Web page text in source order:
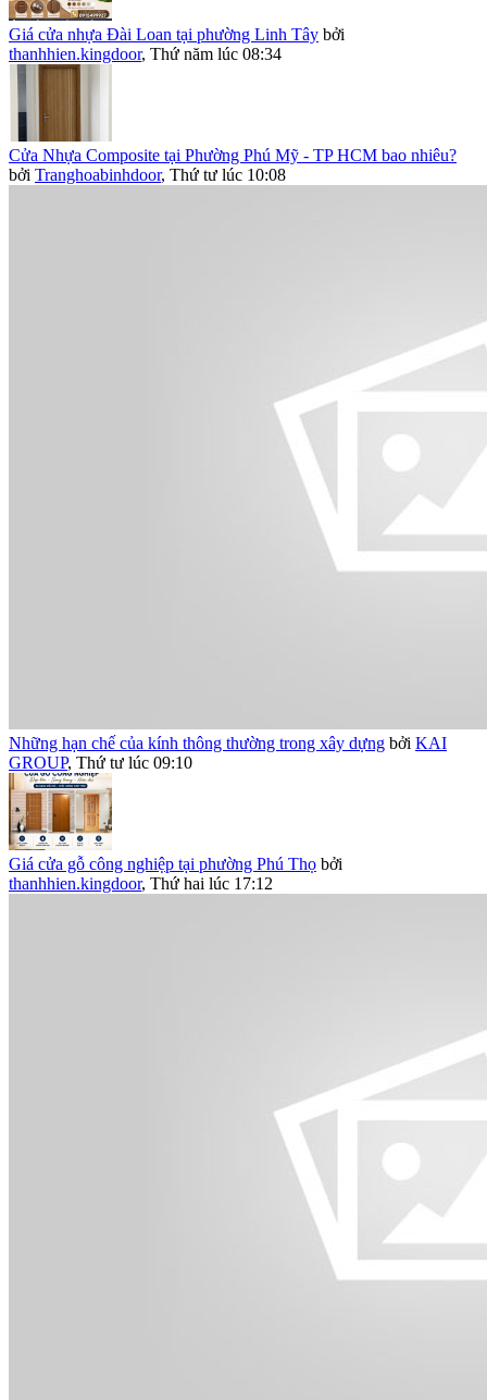
Giá cửa nhựa Đài Loan tại phường Linh Tây bởi
thanhhien.kingdoor, Thứ năm lúc 08:34
Cửa Nhựa Composite tại Phường Phú Mỹ - TP HCM bao nhiêu?
bởi Tranghoabinhdoor, Thứ tư lúc 10:08
Những hạn chế của kính thông thường trong xây dựng bởi KAI
GROUP, Thứ tư lúc 09:10
Giá cửa gỗ công nghiệp tại phường Phú Thọ bởi
thanhhien.kingdoor, Thứ hai lúc 17:12